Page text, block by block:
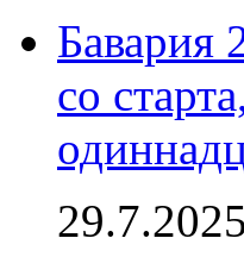
Бавария
со